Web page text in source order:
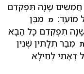
חֲמִשִּׁים שָׁנָה תִּפְקְדֵם
מוֹעֵֽד: מ מִבֶּן
תִּפְקְדֵם כָּל הַבָּא
ת מִבַּר תְּלָתִין שְׁנִין
דְאָתֵי לְחֵילָא